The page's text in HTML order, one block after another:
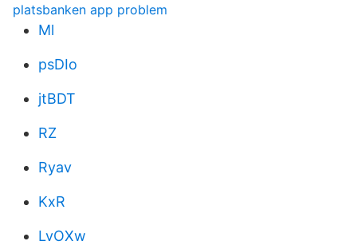
platsbanken app problem
Ml
psDIo
jtBDT
RZ
Ryav
KxR
LvOXw